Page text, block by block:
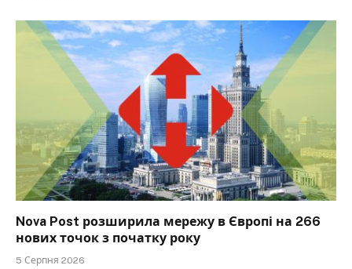
Nova Post розширила мережу в Європі на 266
нових точок з початку року
5 Серпня 2026